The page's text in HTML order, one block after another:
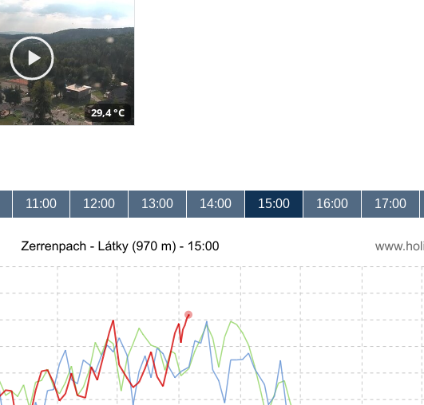
29,4 °C
11:00 12:00 13:00 14:00 15:00 16:00 17:00